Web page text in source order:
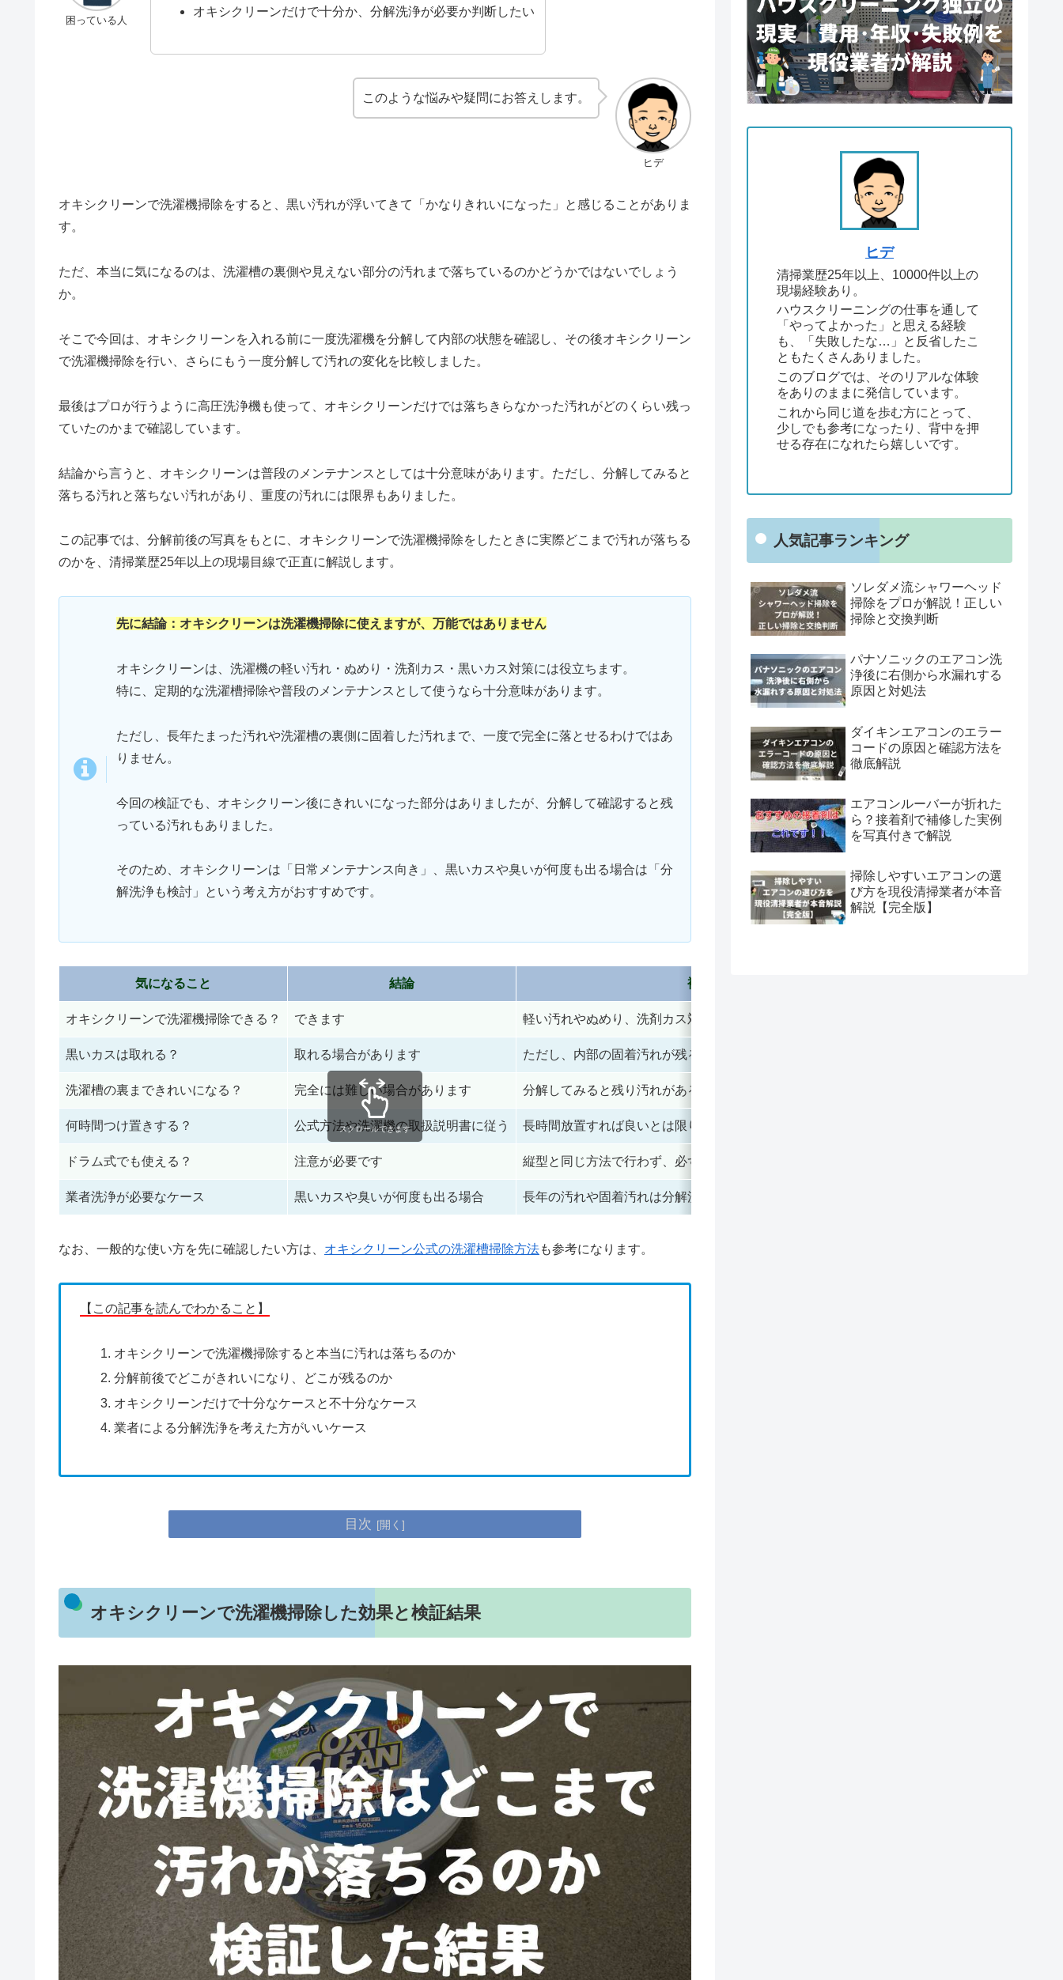
困っている人
オキシクリーンだけで十分か、分解洗浄が必要か判断したい
ヒデ
このような悩みや疑問にお答えします。
オキシクリーンで洗濯機掃除をすると、黒い汚れが浮いてきて「かなりきれいになった」と感じることがありま
す。
ただ、本当に気になるのは、洗濯槽の裏側や見えない部分の汚れまで落ちているのかどうかではないでしょう
か。
そこで今回は、オキシクリーンを入れる前に一度洗濯機を分解して内部の状態を確認し、その後オキシクリーン
で洗濯機掃除を行い、さらにもう一度分解して汚れの変化を比較しました。
最後はプロが行うように高圧洗浄機も使って、オキシクリーンだけでは落ちきらなかった汚れがどのくらい残っ
ていたのかまで確認しています。
結論から言うと、オキシクリーンは普段のメンテナンスとしては十分意味があります。ただし、分解してみると
落ちる汚れと落ちない汚れがあり、重度の汚れには限界もありました。
この記事では、分解前後の写真をもとに、オキシクリーンで洗濯機掃除をしたときに実際どこまで汚れが落ちる
のかを、清掃業歴25年以上の現場目線で正直に解説します。
先に結論：オキシクリーンは洗濯機掃除に使えますが、万能ではありません
オキシクリーンは、洗濯機の軽い汚れ・ぬめり・洗剤カス・黒いカス対策には役立ちます。
特に、定期的な洗濯槽掃除や普段のメンテナンスとして使うなら十分意味があります。
ただし、長年たまった汚れや洗濯槽の裏側に固着した汚れまで、一度で完全に落とせるわけではあ
りません。
今回の検証でも、オキシクリーン後にきれいになった部分はありましたが、分解して確認すると残
っている汚れもありました。
そのため、オキシクリーンは「日常メンテナンス向き」、黒いカスや臭いが何度も出る場合は「分
解洗浄も検討」という考え方がおすすめです。
気になること 結論 補足
オキシクリーンで洗濯機掃除できる？ できます 軽い汚れやぬめり、洗剤カス対策に向いています
黒いカスは取れる？ 取れる場合があります ただし、内部の固着汚れが残ることもあります
洗濯槽の裏まできれいになる？ 完全には難しい場合があります 分解してみると残り汚れがあるケースもあります
何時間つけ置きする？ 公式方法や洗濯機の取扱説明書に従う 長時間放置すれば良いとは限りません
ドラム式でも使える？ 注意が必要です 縦型と同じ方法で行わず、必ず取扱説明書を確認してください
業者洗浄が必要なケース 黒いカスや臭いが何度も出る場合 長年の汚れや固着汚れは分解洗浄の方が確実です
スクロールできます
なお、一般的な使い方を先に確認したい方は、 オキシクリーン公式の洗濯槽掃除方法も参考になります。
【この記事を読んでわかること】
オキシクリーンで洗濯機掃除すると本当に汚れは落ちるのか
分解前後でどこがきれいになり、どこが残るのか
オキシクリーンだけで十分なケースと不十分なケース
業者による分解洗浄を考えた方がいいケース
目次
オキシクリーンで洗濯機掃除した効果と検証結果
ヒデ
清掃業歴25年以上、10000件以上の
現場経験あり。
ハウスクリーニングの仕事を通して
「やってよかった」と思える経験
も、「失敗したな…」と反省したこ
ともたくさんありました。
このブログでは、そのリアルな体験
をありのままに発信しています。
これから同じ道を歩む方にとって、
少しでも参考になったり、背中を押
せる存在になれたら嬉しいです。
人気記事ランキング
ソレダメ流シャワーヘッド
掃除をプロが解説！正しい
掃除と交換判断
パナソニックのエアコン洗
浄後に右側から水漏れする
原因と対処法
ダイキンエアコンのエラー
コードの原因と確認方法を
徹底解説
エアコンルーバーが折れた
ら？接着剤で補修した実例
を写真付きで解説
掃除しやすいエアコンの選
び方を現役清掃業者が本音
解説【完全版】